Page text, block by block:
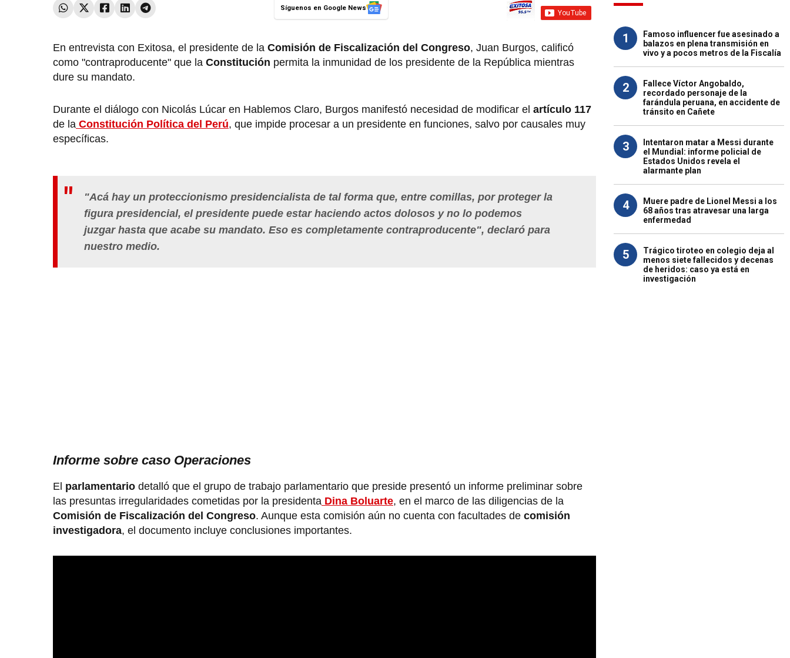
Síguenos en Google News
En entrevista con Exitosa, el presidente de la Comisión de Fiscalización del Congreso, Juan Burgos, calificó
como "contraproducente" que la Constitución permita la inmunidad de los presidente de la República mientras
dure su mandato.
Durante el diálogo con Nicolás Lúcar en Hablemos Claro, Burgos manifestó necesidad de modificar el artículo 117
de la Constitución Política del Perú, que impide procesar a un presidente en funciones, salvo por causales muy
específicas.
"Acá hay un proteccionismo presidencialista de tal forma que, entre comillas, por proteger la
figura presidencial, el presidente puede estar haciendo actos dolosos y no lo podemos
juzgar hasta que acabe su mandato. Eso es completamente contraproducente", declaró para
nuestro medio.
Informe sobre caso Operaciones
El parlamentario detalló que el grupo de trabajo parlamentario que preside presentó un informe preliminar sobre
las presuntas irregularidades cometidas por la presidenta Dina Boluarte, en el marco de las diligencias de la
Comisión de Fiscalización del Congreso. Aunque esta comisión aún no cuenta con facultades de comisión
investigadora, el documento incluye conclusiones importantes.
1
Famoso influencer fue asesinado a
balazos en plena transmisión en
vivo y a pocos metros de la Fiscalía
2
Fallece Víctor Angobaldo,
recordado personaje de la
farándula peruana, en accidente de
tránsito en Cañete
3
Intentaron matar a Messi durante
el Mundial: informe policial de
Estados Unidos revela el
alarmante plan
4
Muere padre de Lionel Messi a los
68 años tras atravesar una larga
enfermedad
5
Trágico tiroteo en colegio deja al
menos siete fallecidos y decenas
de heridos: caso ya está en
investigación